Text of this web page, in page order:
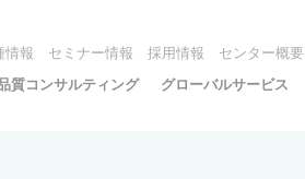
情報 セミナー情報 採用情報 センター概要
質コンサルティング グローバルサービス